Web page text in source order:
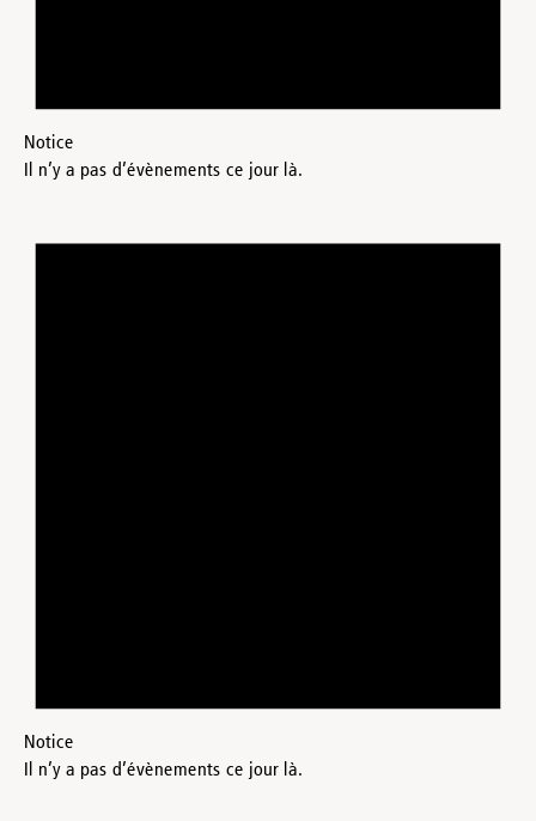
Notice
Il n’y a pas d’évènements ce jour là.
Notice
Il n’y a pas d’évènements ce jour là.